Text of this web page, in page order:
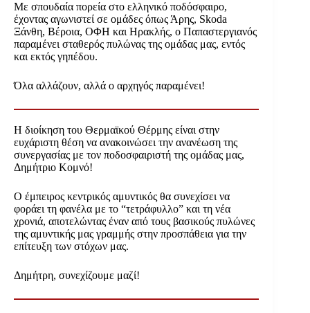
Με σπουδαία πορεία στο ελληνικό ποδόσφαιρο,
έχοντας αγωνιστεί σε ομάδες όπως Άρης, Skoda
Ξάνθη, Βέροια, ΟΦΗ και Ηρακλής, ο Παπαστεργιανός
παραμένει σταθερός πυλώνας της ομάδας μας, εντός
και εκτός γηπέδου.
Όλα αλλάζουν, αλλά ο αρχηγός παραμένει!
Η διοίκηση του Θερμαϊκού Θέρμης είναι στην
ευχάριστη θέση να ανακοινώσει την ανανέωση της
συνεργασίας με τον ποδοσφαιριστή της ομάδας μας,
Δημήτριο Κομνό!
Ο έμπειρος κεντρικός αμυντικός θα συνεχίσει να
φοράει τη φανέλα με το “τετράφυλλο” και τη νέα
χρονιά, αποτελώντας έναν από τους βασικούς πυλώνες
της αμυντικής μας γραμμής στην προσπάθεια για την
επίτευξη των στόχων μας.
Δημήτρη, συνεχίζουμε μαζί!